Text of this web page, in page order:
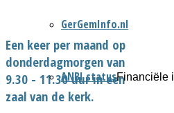
GerGemInfo.nl
ANBI statusFinanciële
Een keer per maand op
donderdagmorgen van
9.30 - 11.30 uur in een
zaal van de kerk.